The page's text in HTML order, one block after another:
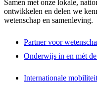
Samen met onze lokale,
ontwikkelen en delen we
wetenschap en samenleving.
Partner voor
Onderwijs in en mét
Internationale mobiliteit